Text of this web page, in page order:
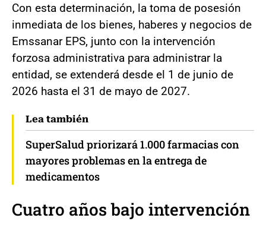
Con esta determinación, la toma de posesión
inmediata de los bienes, haberes y negocios de
Emssanar EPS, junto con la intervención
forzosa administrativa para administrar la
entidad, se extenderá desde el 1 de junio de
2026 hasta el 31 de mayo de 2027.
Lea también
SuperSalud priorizará 1.000 farmacias con
mayores problemas en la entrega de
medicamentos
Cuatro años bajo intervención